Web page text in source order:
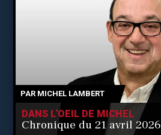
PAR MICHEL LAMBERT
DANS L'OEIL DE MICHEL
Chronique du 21 avril 2026